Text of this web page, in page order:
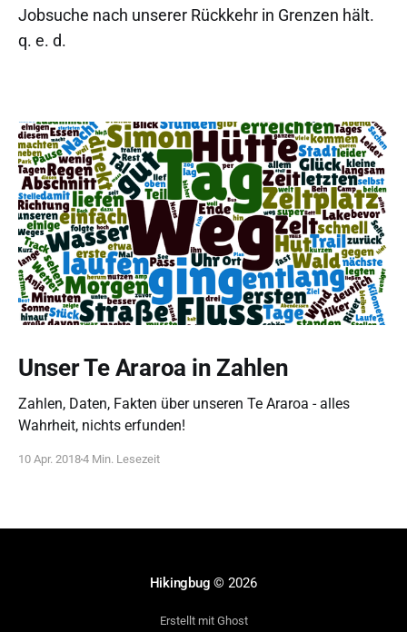
Jobsuche nach unserer Rückkehr in Grenzen hält.
q. e. d.
Unser Te Araroa in Zahlen
Zahlen, Daten, Fakten über unseren Te Araroa - alles
Wahrheit, nichts erfunden!
10 Apr. 20184 Min. Lesezeit
Hikingbug © 2026
Erstellt mit Ghost